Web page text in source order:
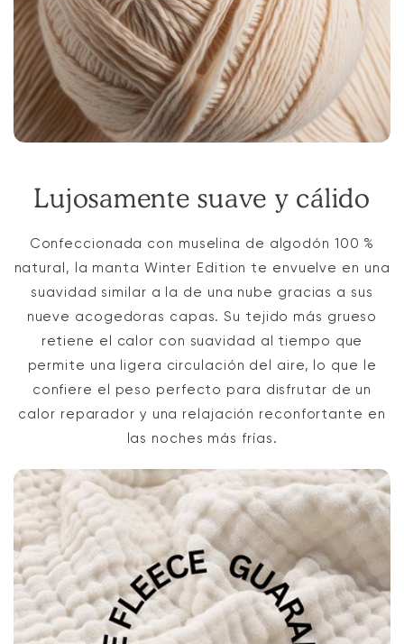
Lujosamente suave y cálido
Confeccionada con muselina de algodón 100 %
natural, la manta Winter Edition te envuelve en una
suavidad similar a la de una nube gracias a sus
nueve acogedoras capas. Su tejido más grueso
retiene el calor con suavidad al tiempo que
permite una ligera circulación del aire, lo que le
confiere el peso perfecto para disfrutar de un
calor reparador y una relajación reconfortante en
las noches más frías.